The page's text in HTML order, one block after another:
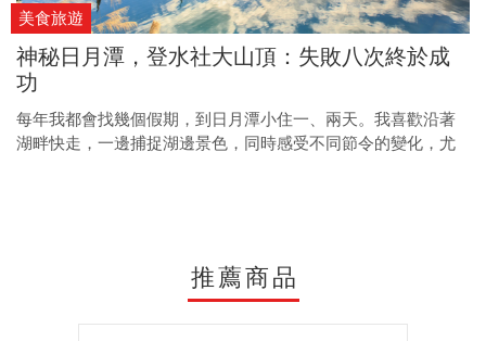
美食旅遊
神秘日月潭，登水社大山頂：失敗八次終於成
功
每年我都會找幾個假期，到日月潭小住一、兩天。我喜歡沿著
湖畔快走，一邊捕捉湖邊景色，同時感受不同節令的變化，尤
推薦商品